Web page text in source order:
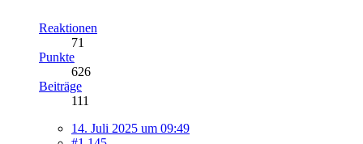
Reaktionen
71
Punkte
626
Beiträge
111
14. Juli 2025 um 09:49